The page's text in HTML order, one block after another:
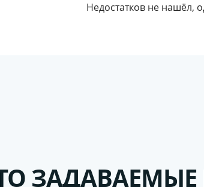
Недостатков не нашёл,